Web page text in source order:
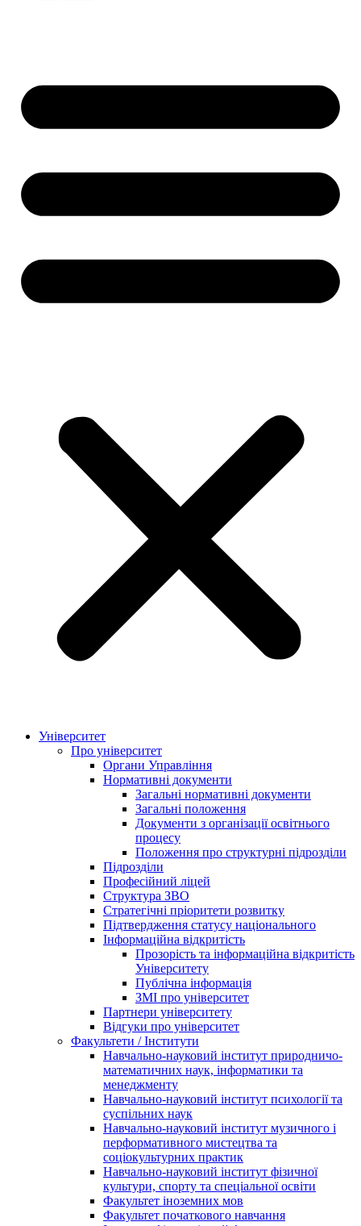
Університет
Про університет
Органи Управління
Нормативні документи
Загальні нормативні документи
Загальні положення
Документи з організації освітнього
процесу
Положення про структурні підрозділи
Підрозділи
Професійний ліцей
Структура ЗВО
Стратегічні пріоритети розвитку
Підтвердження статусу національного
Інформаційна відкритість
Прозорість та інформаційна відкритість
Університету
Публічна інформація
ЗМІ про університет
Партнери університету
Відгуки про університет
Факультети / Інститути
Навчально-науковий інститут природничо-
математичних наук, інформатики та
менеджменту
Навчально-науковий інститут психології та
суспільних наук
Навчально-науковий інститут музичного і
перформативного мистецтва та
соціокультурних практик
Навчально-науковий інститут фізичної
культури, спорту та спеціальної освіти
Факультет іноземних мов
Факультет початкового навчання